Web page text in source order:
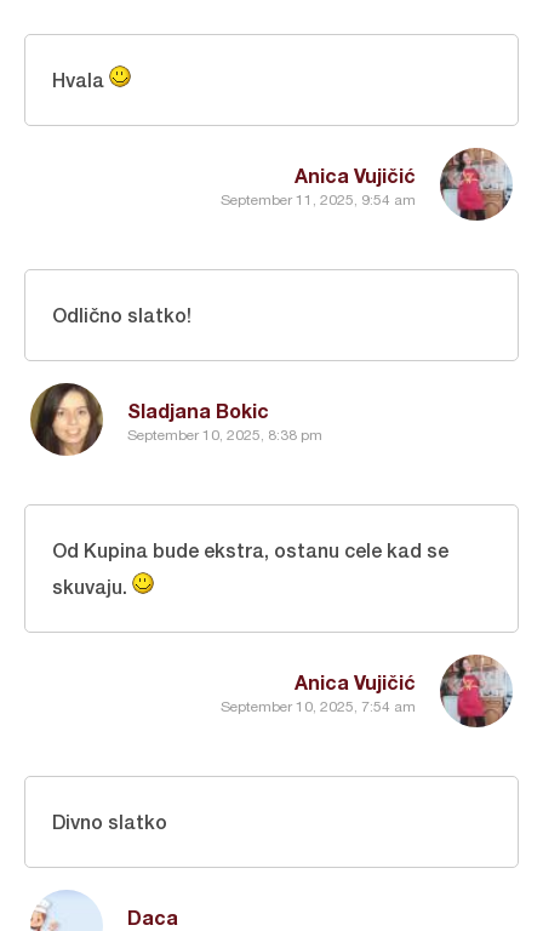
Anica Vujičić
September 11, 2025, 9:54 am
Hvala
Sladjana Bokic
September 10, 2025, 8:38 pm
Odlično slatko!
Anica Vujičić
September 10, 2025, 7:54 am
Od Kupina bude ekstra, ostanu cele kad se
skuvaju.
Daca
Divno slatko